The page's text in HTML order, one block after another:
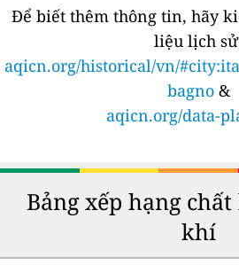
Để biết thêm thông tin, hãy
liệu lịch
aqicn.org/historical/vn/
bagno&
aqicn.org/data-
Bảng xếp hạng
khí